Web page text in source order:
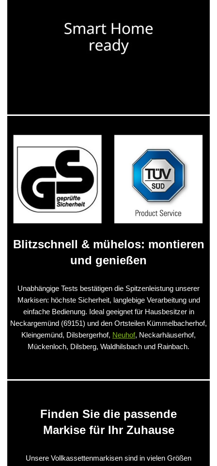
Blitzschnell & mühelos: montieren
und genießen
Unabhängige Tests bestätigen die Spitzenleistung unserer
Markisen: höchste Sicherheit, langlebige Verarbeitung und
einfache Bedienung. Ideal geeignet für Hausbesitzer in
Neckargemünd (69151) und den Ortsteilen Kümmelbacherhof,
Kleingemünd, Dilsbergerhof, Neuhof, Neckarhäuserhof,
Mückenloch, Dilsberg, Waldhilsbach und Rainbach.
Finden Sie die passende
Markise für Ihr Zuhause
Unsere Vollkassettenmarkisen sind in vielen Größen